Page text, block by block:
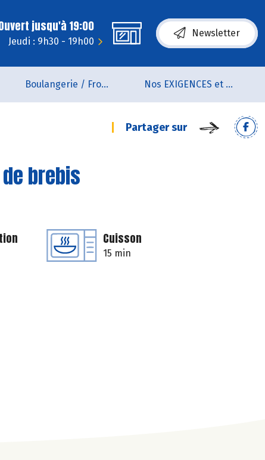
jusqu'à 19:00
Jeudi : 9h30 - 19h00
Newsletter
Boulangerie / Fromagerie Nos EXIGENCES et nos VALEURS
Partager sur
brebis
Cuisson
15 min